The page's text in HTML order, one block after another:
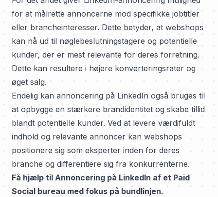
for at målrette annoncerne mod specifikke jobtitler
eller brancheinteresser. Dette betyder, at webshops
kan nå ud til nøglebeslutningstagere og potentielle
kunder, der er mest relevante for deres forretning.
Dette kan resultere i højere konverteringsrater og
øget salg.
Endelig kan annoncering på LinkedIn også bruges til
at opbygge en stærkere brandidentitet og skabe tillid
blandt potentielle kunder. Ved at levere værdifuldt
indhold og relevante annoncer kan webshops
positionere sig som eksperter inden for deres
branche og differentiere sig fra konkurrenterne.
Få hjælp til Annoncering på LinkedIn af et Paid
Social bureau med fokus på bundlinjen.